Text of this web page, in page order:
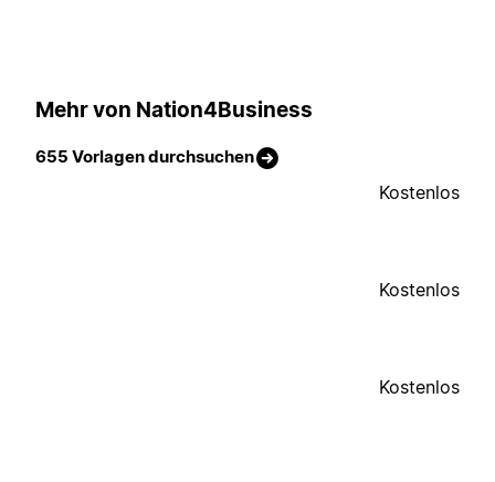
Mehr von Nation4Business
655 Vorlagen durchsuchen
Kostenlos
Kostenlos
Kostenlos